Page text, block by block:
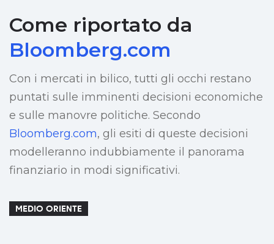
Come riportato da
Bloomberg.com
Con i mercati in bilico, tutti gli occhi restano
puntati sulle imminenti decisioni economiche
e sulle manovre politiche. Secondo
Bloomberg.com, gli esiti di queste decisioni
modelleranno indubbiamente il panorama
finanziario in modi significativi.
MEDIO ORIENTE